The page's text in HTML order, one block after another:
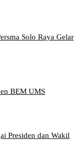
Solo Raya Gelar
BEM UMS
Presiden dan Wakil